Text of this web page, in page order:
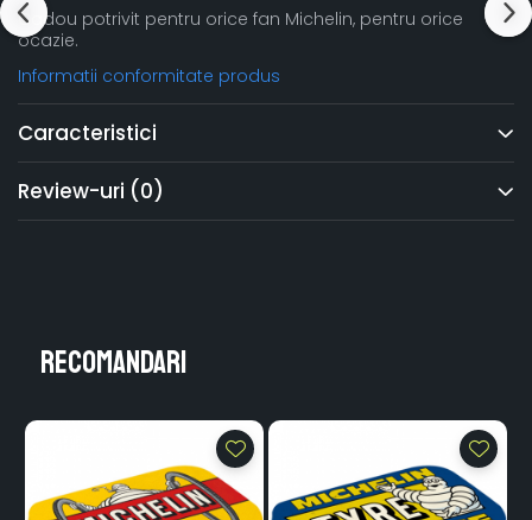
Cadou potrivit pentru orice fan Michelin, pentru orice
ocazie.
Informatii conformitate produs
Caracteristici
Review-uri (0)
Recomandari